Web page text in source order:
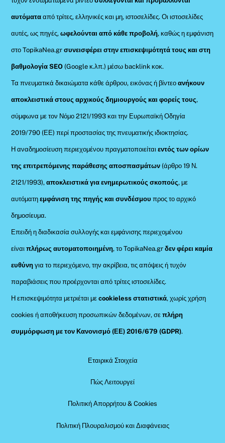
αυτόματααπό τρίτες, ελληνικές και μη, ιστοσελίδες. Οι ιστοσελίδες
αυτές, ως πηγές,ωφελούνται από κάθε προβολή, καθώς η εμφάνιση
στο TopikaNea.gr συνεισφέρει στην επισκεψιμότητά τους και στη
βαθμολογία SEO (Google κ.λπ.) μέσω backlink κοκ.
Τα πνευματικά δικαιώματα κάθε άρθρου, εικόνας ή βίντεοανήκουν
αποκλειστικά στους αρχικούς δημιουργούς και φορείς τους,
σύμφωνα με τον Νόμο 2121/1993 και την Ευρωπαϊκή Οδηγία
2019/790 (ΕΕ) περί προστασίας της πνευματικής ιδιοκτησίας.
Η αναδημοσίευση περιεχομένου πραγματοποιείταιεντός των ορίων
της επιτρεπόμενης παράθεσης αποσπασμάτων (άρθρο 19 Ν.
2121/1993), αποκλειστικά για ενημερωτικούς σκοπούς, με
αυτόματηεμφάνιση της πηγής και συνδέσμου προς το αρχικό
δημοσίευμα.
Επειδή η διαδικασία συλλογής και εμφάνισης περιεχομένου
είναιπλήρως αυτοματοποιημένη, το TopikaNea.grδεν φέρει καμία
ευθύνη για το περιεχόμενο, την ακρίβεια, τις απόψεις ή τυχόν
παραβιάσεις που προέρχονται από τρίτες ιστοσελίδες.
Η επισκεψιμότητα μετριέται μεcookieless στατιστικά, χωρίς χρήση
cookies ή αποθήκευση προσωπικών δεδομένων, σεπλήρη
συμμόρφωση με τον Κανονισμό (ΕΕ) 2016/679 (GDPR).
Εταιρικά Στοιχεία
Πώς Λειτουργεί
Πολιτική Απορρήτου & Cookies
Πολιτική Πλουραλισμού και Διαφάνειας